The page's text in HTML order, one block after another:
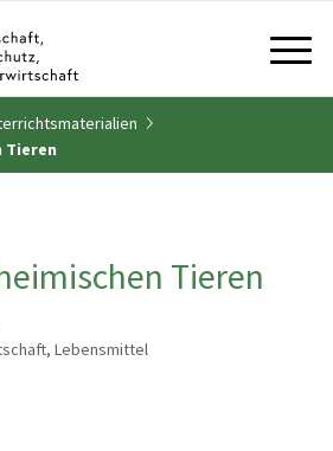
Tieren
Tieren
Lebensmittel